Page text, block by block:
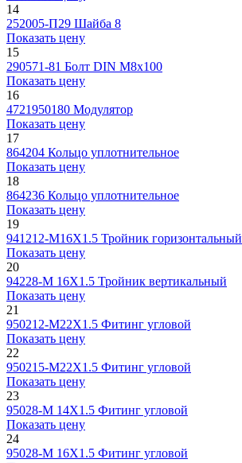
14
252005-П29 Шайба 8
Показать цену
15
290571-81 Болт DIN М8х100
Показать цену
16
4721950180 Модулятор
Показать цену
17
864204 Кольцо уплотнительное
Показать цену
18
864236 Кольцо уплотнительное
Показать цену
19
941212-М16Х1.5 Тройник горизонтальный
Показать цену
20
94228-М 16X1.5 Тройник вертикальный
Показать цену
21
950212-М22Х1.5 Фитинг угловой
Показать цену
22
950215-М22Х1.5 Фитинг угловой
Показать цену
23
95028-М 14X1.5 Фитинг угловой
Показать цену
24
95028-М 16X1.5 Фитинг угловой